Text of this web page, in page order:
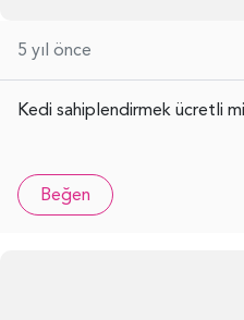
5 yıl önce
Kedi sahiplendirmek ücretli
Beğen